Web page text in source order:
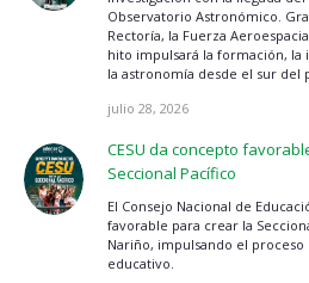
Observatorio Astronómico.
Rectoría, la Fuerza
hito impulsará la formación, la
la astronomía desde el sur del
julio 28, 2026
CESU da concepto
Seccional Pacífico
El Consejo Nacional de
favorable para crear la
Nariño, impulsando el
educativo.